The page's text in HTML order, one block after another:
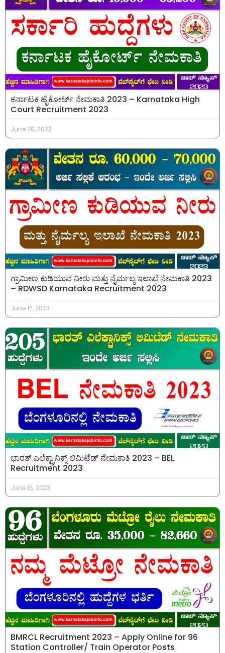
ಕರ್ನಾಟಕ ಹೈಕೋರ್ಟ್ ನೇಮಕಾತಿ 2023 – Karnataka High
Court Recruitment 2023
June 20, 2023
ಗ್ರಾಮೀಣ ಕುಡಿಯುವ ನೀರು ಮತ್ತು ನೈರ್ಮಲ್ಯ ಇಲಾಖೆ ನೇಮಕಾತಿ 2023
– RDWSD Karnataka Recruitment 2023
June 17, 2023
ಭಾರತ್ ಎಲೆಕ್ಟ್ರಾನಿಕ್ಸ್ ಲಿಮಿಟೆಡ್ ನೇಮಕಾತಿ 2023 – BEL
Recruitment 2023
June 15, 2023
BMRCL Recruitment 2023 – Apply Online for 96
Station Controller/ Train Operator Posts